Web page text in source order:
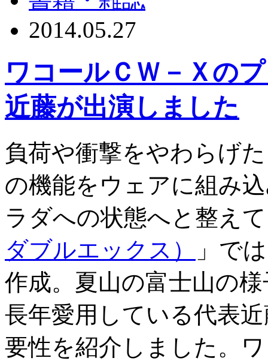
2014.05.27
ワコールＣＷ－Ｘの
近藤が出演しました
負荷や衝撃をやわらげ
の機能をウェアに組み
ラダへの状態へと整え
ダブルエックス）
」で
作成。夏山の富士山の
長年愛用している代表
要性を紹介しました。